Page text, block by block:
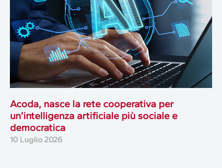
Acoda, nasce la rete cooperativa per
un’intelligenza artificiale più sociale e
democratica
10 Luglio 2026